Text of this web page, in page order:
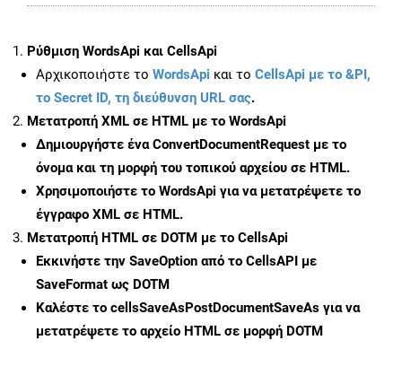
Ρύθμιση WordsApi και CellsApi
Αρχικοποιήστε το WordsApi και το CellsApi με το &PI,
το Secret ID, τη διεύθυνση URL σας.
Μετατροπή XML σε HTML με το WordsApi
Δημιουργήστε έναConvertDocumentRequest με το
όνομα και τη μορφή του τοπικού αρχείου σε HTML.
Χρησιμοποιήστε το WordsApi για να μετατρέψετε το
έγγραφο XML σε HTML.
Μετατροπή HTML σε DOTM με το CellsApi
Εκκινήστε την SaveOption από το CellsAPI με
SaveFormat ως DOTM
Καλέστε το cellsSaveAsPostDocumentSaveAs για να
μετατρέψετε το αρχείο HTML σε μορφή DOTM